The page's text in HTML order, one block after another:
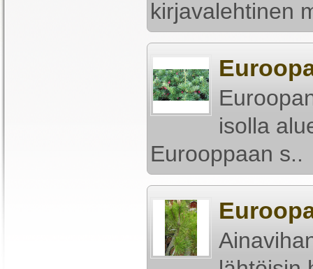
kirjavalehtinen
isolla
Eurooppaan s..